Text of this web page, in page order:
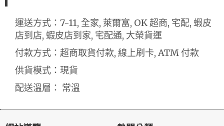
運送方式：7-11, 全家, 萊爾富, OK 超商, 宅配, 蝦皮
店到店, 蝦皮店到家, 宅配通, 大榮貨運
付款方式：超商取貨付款, 線上刷卡, ATM 付款
供貨模式：現貨
配送溫層： 常溫